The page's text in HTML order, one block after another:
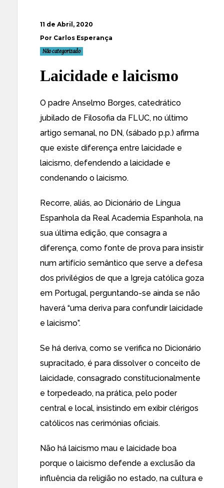
11 de Abril, 2020
Por Carlos Esperança
Não categorizado
Laicidade e laicismo
O padre Anselmo Borges, catedrático
jubilado de Filosofia da FLUC, no último
artigo semanal, no DN, (sábado p.p.) afirma
que existe diferença entre laicidade e
laicismo, defendendo a laicidade e
condenando o laicismo.
Recorre, aliás, ao Dicionário de Língua
Espanhola da Real Academia Espanhola, na
sua última edição, que consagra a
diferença, como fonte de prova para insistir
num artifício semântico que serve a defesa
dos privilégios de que a Igreja católica goza
em Portugal, perguntando-se ainda se não
haverá “uma deriva para confundir laicidade
e laicismo”.
Se há deriva, como se verifica no Dicionário
supracitado, é para dissolver o conceito de
laicidade, consagrado constitucionalmente
e torpedeado, na prática, pelo poder
central e local, insistindo em exibir clérigos
católicos nas cerimónias oficiais.
Não há laicismo mau e laicidade boa
porque o laicismo defende a exclusão da
influência da religião no estado, na cultura e